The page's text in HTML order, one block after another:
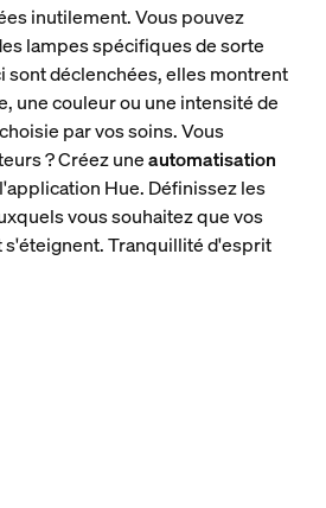
inutilement. Vous pouvez
lampes spécifiques de sorte
sont déclenchées, elles montrent
une couleur ou une intensité de
par vos soins. Vous
? Créez uneautomatisation
Hue. Définissez les
vous souhaitez que vos
s'éteignent. Tranquillité d'esprit